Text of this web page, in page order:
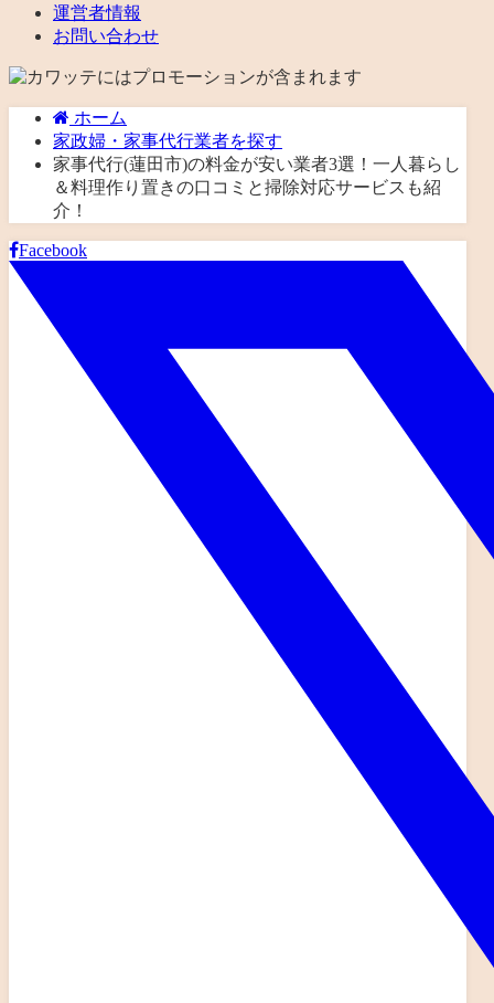
運営者情報
お問い合わせ
ホーム
家政婦・家事代行業者を探す
家事代行(蓮田市)の料金が安い業者3選！一人暮らし
＆料理作り置きの口コミと掃除対応サービスも紹
介！
Facebook